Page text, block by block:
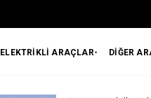
ELEKTRİKLİ ARAÇLAR- DİĞER